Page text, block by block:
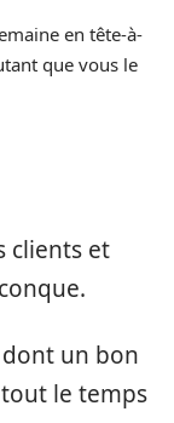
en tête-à-
que vous le
clients et
un bon
le temps